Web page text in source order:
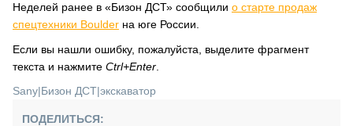
Неделей ранее в «Бизон ДСТ» сообщили о старте продаж
спецтехники Boulder на юге России.
Если вы нашли ошибку, пожалуйста, выделите фрагмент
текста и нажмите Ctrl+Enter
Sany|Бизон ДСТ|экскаватор
ПОДЕЛИТЬСЯ: